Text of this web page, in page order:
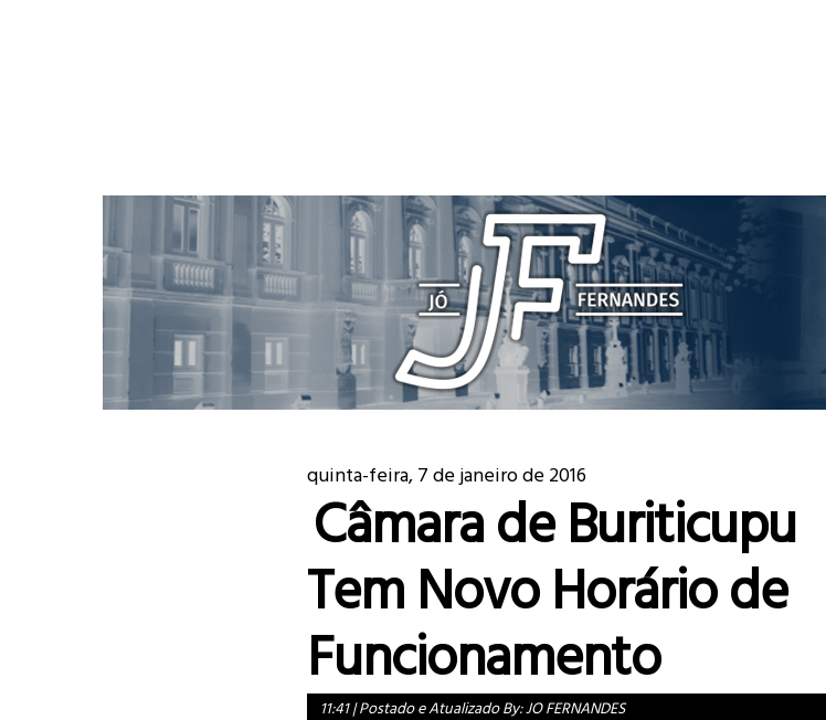
quinta-feira, 7 de janeiro de 2016
Câmara de Buriticupu
Tem Novo Horário de
Funcionamento
11:41|Postado e Atualizado By:JO FERNANDES